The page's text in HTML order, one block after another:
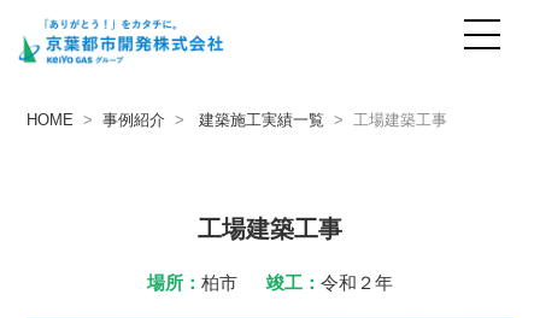
事例紹介
HOME >事例紹介 >建築施工実績一覧 > 工場建築工事
工場建築工事
場所： 柏市 竣工： 令和２年